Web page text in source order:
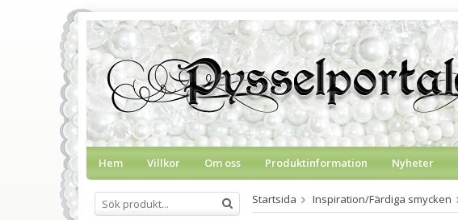
Hem Villkor Om oss Produktinformation Nyheter
Startsida Inspiration/Färdiga smycken